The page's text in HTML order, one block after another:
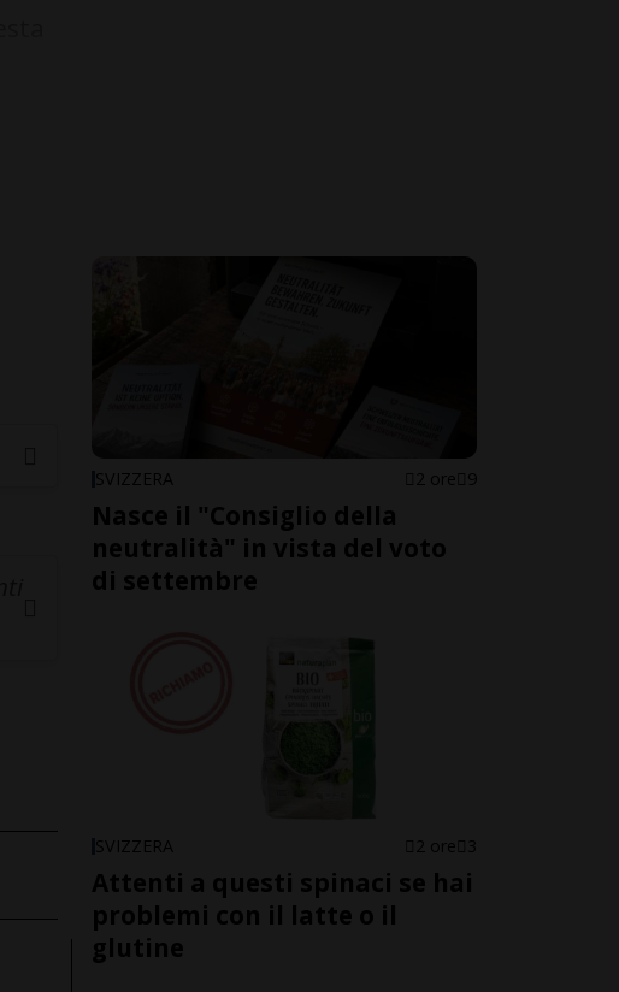
SVIZZERA 2 ore 9
Nasce il "Consiglio della
neutralità" in vista del voto
di settembre
SVIZZERA 2 ore 3
Attenti a questi spinaci se hai
problemi con il latte o il
glutine